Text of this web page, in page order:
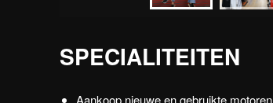
SPECIALITEITEN
Aankoop nieuwe en gebruikte motoren